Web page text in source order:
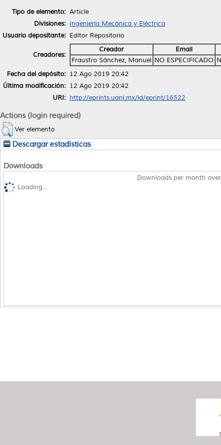
Tipo de elemento: Article
Divisiones: Ingeniería Mecánica y Eléctrica
Usuario depositante: Editor Repositorio
Creadores:
Creador
Email
Fraustro Sánchez, Manuel NO ESPECIFICADO
Fecha del depósito: 12 Ago 2019 20:42
Última modificación: 12 Ago 2019 20:42
URI: http://eprints.uanl.mx/id/eprint/16522
Actions (login required)
Ver elemento
Descargar estadísticas
Downloads
Downloads per month
Loading...